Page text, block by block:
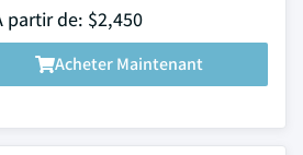
partir de: $2,450
Acheter Maintenant